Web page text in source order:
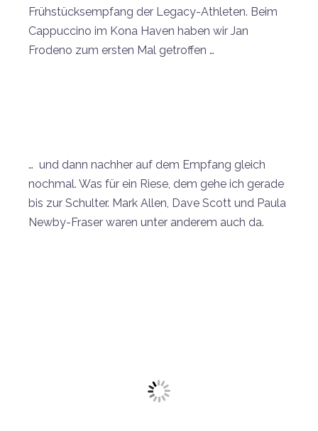
Frühstücksempfang der Legacy-Athleten. Beim
Cappuccino im Kona Haven haben wir Jan
Frodeno zum ersten Mal getroffen …
… und dann nachher auf dem Empfang gleich
nochmal. Was für ein Riese, dem gehe ich gerade
bis zur Schulter. Mark Allen, Dave Scott und Paula
Newby-Fraser waren unter anderem auch da.